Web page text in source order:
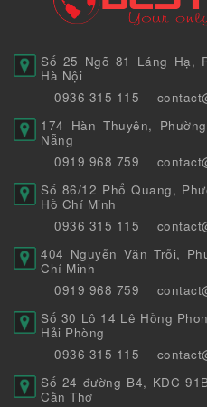
Số 25 Ngõ 81 Láng Hạ,
Hà Nội
0936 315 115
174 Hàn Thuyên,
Nẵng
0919 968 759
Số 86/12 Phổ Quang,
Hồ Chí Minh
0936 315 115
404 Nguyễn Văn Trỗi,
Chí Minh
0919 968 759
Số 30 Lô 14 Lê Hồng
Hải Phòng
0936 315 115
Số 24 đường B4, KDC
Cần Thơ